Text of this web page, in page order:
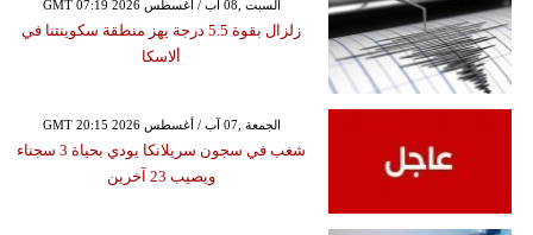
GMT 07:19 2026 السبت ,08 آب / أغسطس
زلزال بقوة 5.5 درجة يهز منطقة سكوينتنا في
ألاسكا
GMT 20:15 2026 الجمعة ,07 آب / أغسطس
شغب في سجون سريلانكا يودي بحياة 3 سجناء
ويصيب 23 آخرين